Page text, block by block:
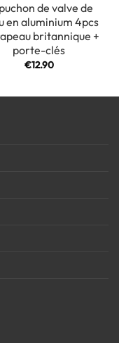
de valve de
en aluminium 4pcs
britannique +
porte-clés
€12.90